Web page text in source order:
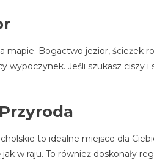
Bogactwo jezior, ścieżek
wypoczynek. Jeśli szukasz ciszy i
to idealne miejsce dla
w raju. To również doskonały